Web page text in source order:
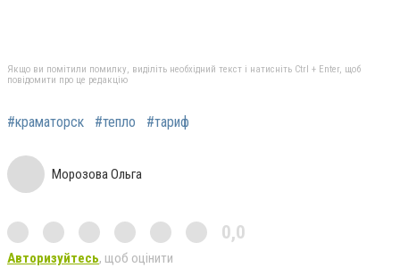
Якщо ви помітили помилку, виділіть необхідний текст і натисніть Ctrl + Enter, щоб
повідомити про це редакцію
#краматорск #тепло #тариф
Морозова Ольга
0,0
Авторизуйтесь, щоб оцінити